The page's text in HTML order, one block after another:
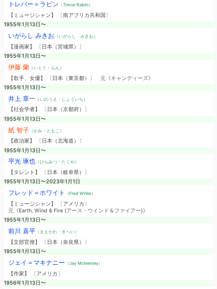
トレバー＝ラビン （Trevor Rabin）
【ミュージシャン】 〔南アフリカ共和国〕
1955年1月13日〜
いがらし みきお （いがらし・みきお）
【漫画家】 〔日本（宮城県）〕
1955年1月13日〜
伊藤 蘭 （いとう・らん）
【歌手、女優】 〔日本（東京都）〕 元《キャンディーズ》
1955年1月13日〜
井上 章一（いのうえ・しょういち）
【社会学者】 〔日本（京都府）〕
1955年1月13日〜
紙 智子（かみ・ともこ）
【政治家】 〔日本（北海道）〕
1955年1月13日〜
平光 琢也（ひらみつ・たくや）
【タレント】 〔日本（岐阜県）〕
1955年1月13日〜2023年1月1日
フレッド＝ホワイト （Fred White）
【ミュージシャン】 〔アメリカ〕
元《Earth, Wind & Fire (アース・ウインド＆ファイアー)》
1955年1月13日〜
前川 喜平（まえかわ・きへい）
【文部官僚】 〔日本（奈良県）〕
1955年1月13日〜
ジェイ＝マキナニー （Jay McInerney）
【作家】 〔アメリカ〕
1956年1月13日〜